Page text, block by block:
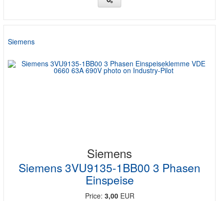
Siemens
Siemens
Siemens 3VU9135-1BB00 3 Phasen
Einspeise
Price: 3,00EUR